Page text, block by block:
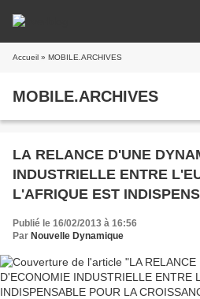
Accueil » MOBILE.ARCHIVES
MOBILE.ARCHIVES
LA RELANCE D'UNE
INDUSTRIELLE ENTRE
L'AFRIQUE EST
CROISSANCE DES
EUROPEENNES ET LE
Publié le 16/02/2013 à 16:56
Par Nouvelle Dynamique